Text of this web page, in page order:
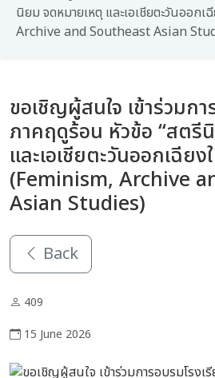
นิยม จดหมายเหตุ และเอเชียตะวันออก
Archive and Southeast Asian
ขอเชิญผู้สนใจ เข้าร่วมก
ภาคฤดูร้อน หัวข้อ “สตรี
และเอเชียตะวันออกเฉีย
(Feminism, Archive
Asian Studies)
Back
409
15 June 2026